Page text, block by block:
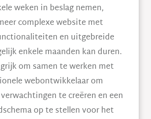
weken in beslag nemen,
complexe website met
en uitgebreide
enkele maanden kan duren.
om samen te werken met
webontwikkelaar om
te creëren en een
op te stellen voor het